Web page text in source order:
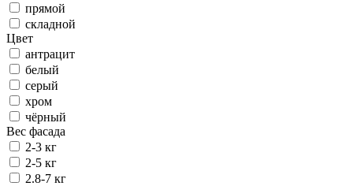
прямой
складной
Цвет
антрацит
белый
серый
хром
чёрный
Вес фасада
2-3 кг
2-5 кг
2.8-7 кг